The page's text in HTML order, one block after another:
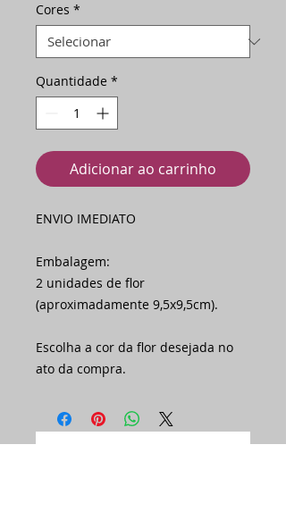
Cores *
Quantidade *
Adicionar ao carrinho
ENVIO IMEDIATO
Embalagem:
2 unidades de flor
(aproximadamente 9,5x9,5cm).
Escolha a cor da flor desejada no
ato da compra.